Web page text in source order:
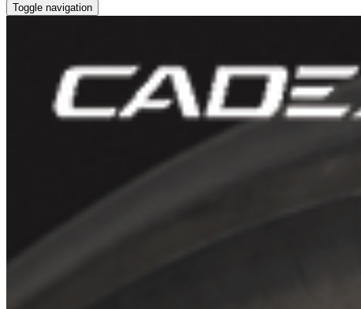
Toggle navigation